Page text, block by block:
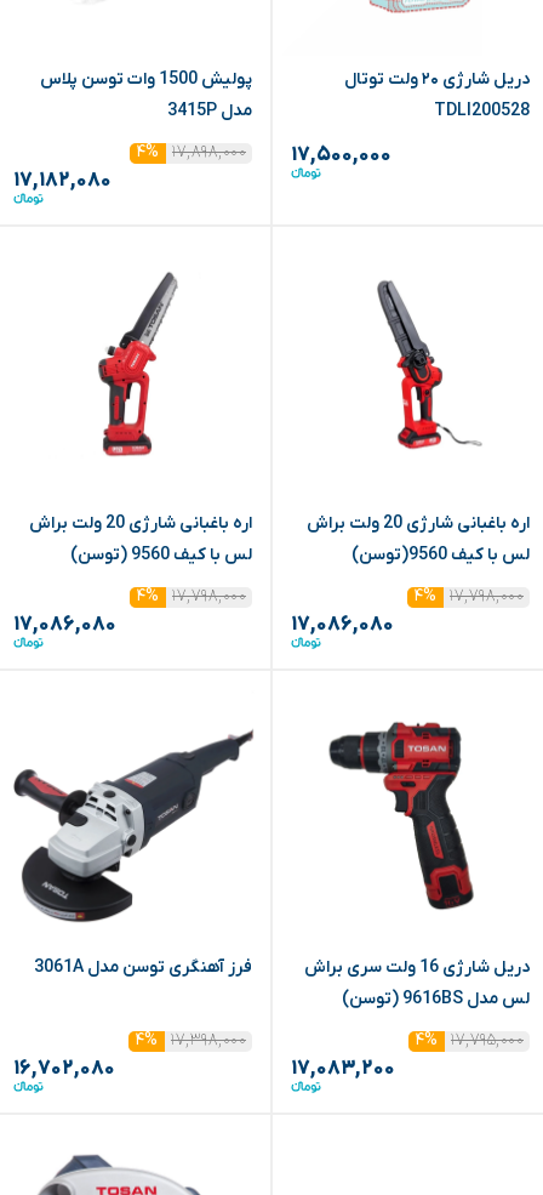
دریل شارژی ۲۰ ولت توتال
TDLI200528
۱۷,۵۰۰,۰۰۰
پولیش 1500 وات توسن پلاس
مدل 3415P
۱۷,۸۹۸,۰۰۰
۴%
۱۷,۱۸۲,۰۸۰
اره باغبانی شارژی 20 ولت براش
لس با کیف 9560(توسن)
۱۷,۷۹۸,۰۰۰
۴%
۱۷,۰۸۶,۰۸۰
اره باغبانی شارژی 20 ولت براش
لس با کیف 9560 (توسن)
۱۷,۷۹۸,۰۰۰
۴%
۱۷,۰۸۶,۰۸۰
دریل شارژی 16 ولت سری براش
لس مدل 9616BS (توسن)
۱۷,۷۹۵,۰۰۰
۴%
۱۷,۰۸۳,۲۰۰
فرز آهنگری توسن مدل 3061A
۱۷,۳۹۸,۰۰۰ ۴%
۱۶,۷۰۲,۰۸۰